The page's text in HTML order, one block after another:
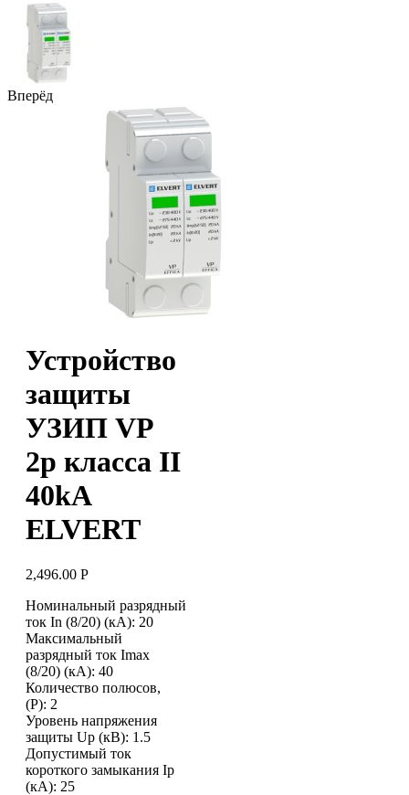
Вперёд
Устройство
защиты
УЗИП VP
2p класса II
40kA
ELVERT
2,496.00 Р
Номинальный разрядный
ток In (8/20) (кА): 20
Максимальный
разрядный ток Imax
(8/20) (кА): 40
Количество полюсов,
(P): 2
Уровень напряжения
защиты Up (кВ): 1.5
Допустимый ток
короткого замыкания Ip
(кА): 25